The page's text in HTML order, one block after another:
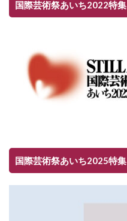
国際芸術祭あいち2022特集
国際芸術祭あいち2025特集